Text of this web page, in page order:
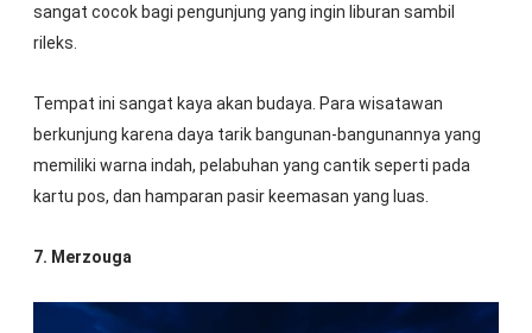
sangat cocok bagi pengunjung yang ingin liburan sambil
rileks.
Tempat ini sangat kaya akan budaya. Para wisatawan
berkunjung karena daya tarik bangunan-bangunannya yang
memiliki warna indah, pelabuhan yang cantik seperti pada
kartu pos, dan hamparan pasir keemasan yang luas.
7. Merzouga